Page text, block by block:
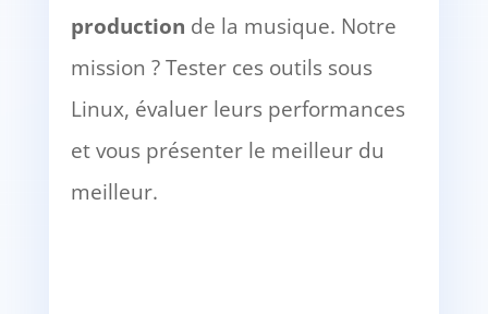
production de la musique. Notre
mission ? Tester ces outils sous
Linux, évaluer leurs performances
et vous présenter le meilleur du
meilleur.